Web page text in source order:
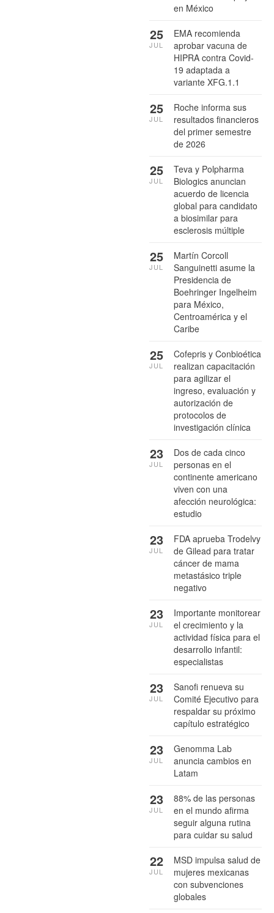
en México
EMA recomienda
aprobar vacuna de
HIPRA contra Covid-
19 adaptada a
variante XFG.1.1
25
JUL
Roche informa sus
resultados financieros
del primer semestre
de 2026
25
JUL
Teva y Polpharma
Biologics anuncian
acuerdo de licencia
global para candidato
a biosimilar para
esclerosis múltiple
25
JUL
Martín Corcoll
Sanguinetti asume la
Presidencia de
Boehringer Ingelheim
para México,
Centroamérica y el
Caribe
25
JUL
Cofepris y Conbioética
realizan capacitación
para agilizar el
ingreso, evaluación y
autorización de
protocolos de
investigación clínica
25
JUL
Dos de cada cinco
personas en el
continente americano
viven con una
afección neurológica:
estudio
23
JUL
FDA aprueba Trodelvy
de Gilead para tratar
cáncer de mama
metastásico triple
negativo
23
JUL
Importante monitorear
el crecimiento y la
actividad física para el
desarrollo infantil:
especialistas
23
JUL
Sanofi renueva su
Comité Ejecutivo para
respaldar su próximo
capítulo estratégico
23
JUL
Genomma Lab
anuncia cambios en
Latam
23
JUL
88% de las personas
en el mundo afirma
seguir alguna rutina
para cuidar su salud
23
JUL
MSD impulsa salud de
mujeres mexicanas
con subvenciones
globales
22
JUL